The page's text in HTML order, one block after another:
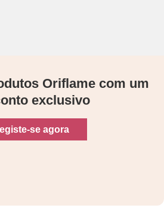
Oriflame com um
exclusivo
se agora